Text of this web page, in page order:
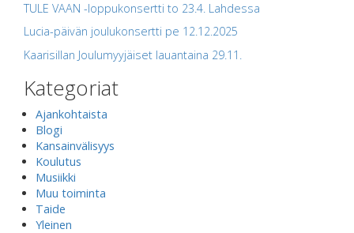
TULE VAAN -loppukonsertti to 23.4. Lahdessa
Lucia-päivän joulukonsertti pe 12.12.2025
Kaarisillan Joulumyyjäiset lauantaina 29.11.
Kategoriat
Ajankohtaista
Blogi
Kansainvälisyys
Koulutus
Musiikki
Muu toiminta
Taide
Yleinen